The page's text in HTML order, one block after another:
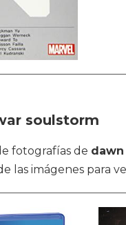
soulstorm
fotografías de
las imágenes para